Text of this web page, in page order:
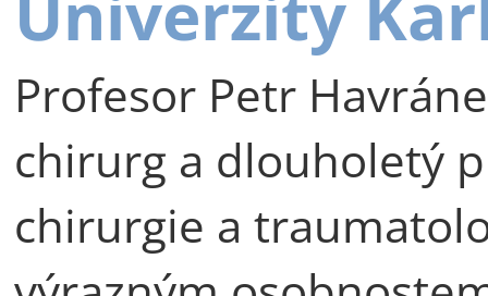
Profesor Petr
chirurg a dlouholetý
chirurgie a